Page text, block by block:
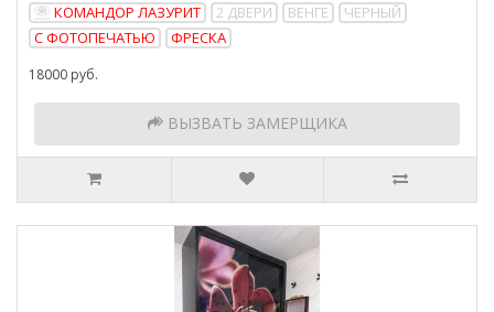
КОМАНДОР ЛАЗУРИТ 2 ДВЕРИ ВЕНГЕ
ЧЕРНЫЙ
С ФОТОПЕЧАТЬЮ
ФРЕСКА
18000 руб.
ВЫЗВАТЬ ЗАМЕРЩИКА